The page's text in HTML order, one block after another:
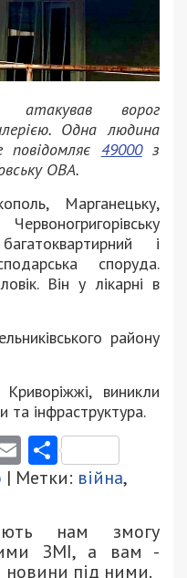
ворог
Одна людина
49000з
ОВА.
Марганецьку,
і
споруда.
Він у лікарні в
району
виникли
та інфраструктура.
Email
| Метки: війна,
нам змогу
ЗМІ, а вам -
новини під ними.